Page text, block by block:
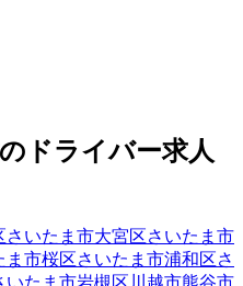
ドライバー求人
さいたま市大宮区さいたま市
ま市桜区さいたま市浦和区さ
いたま市岩槻区 川越市熊谷市